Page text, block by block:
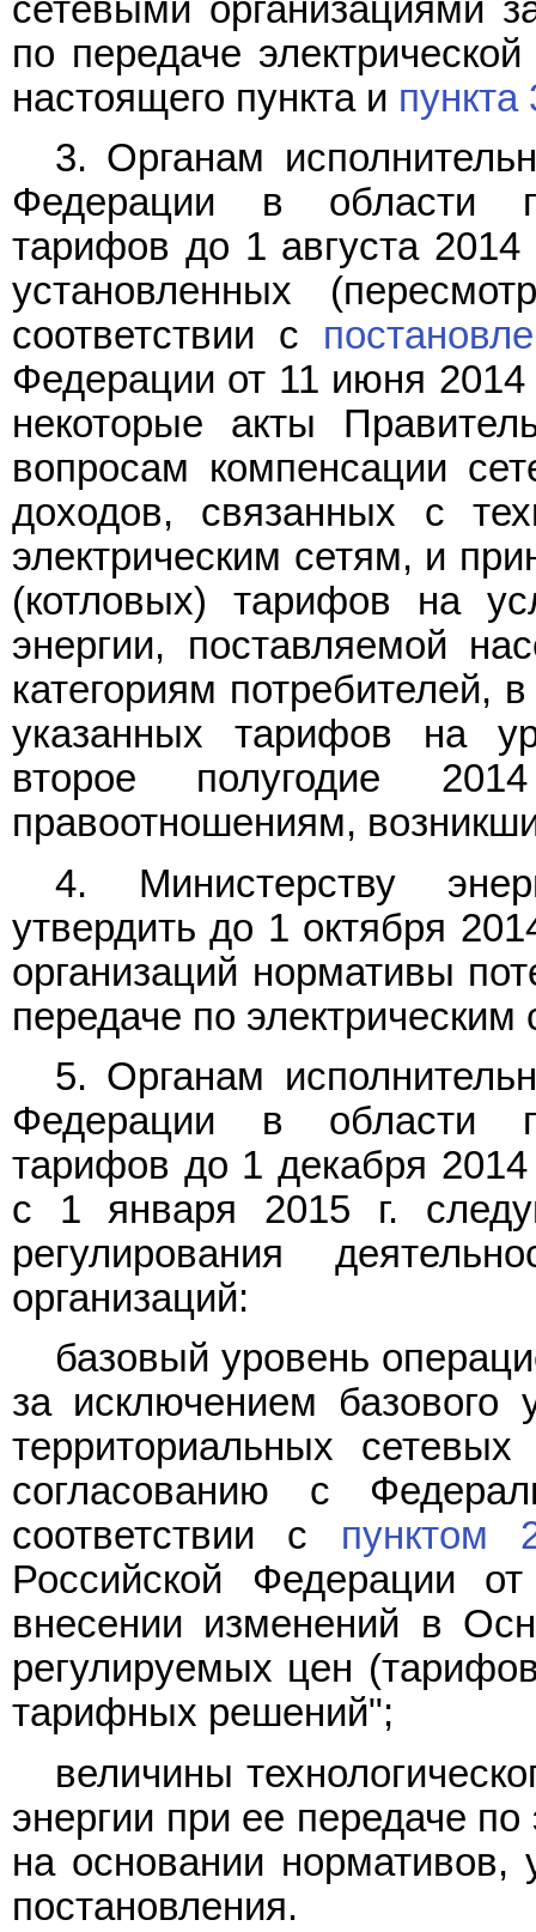
сетевыми организациями
по передаче
настоящего пункта и пункта
3. Органам
Федерации в области
тарифов до 1 августа
установленных
соответствии с
Федерации от 11 июня
некоторые акты
вопросам компенсации
доходов, связанных с
электрическим сетям, и
(котловых) тарифов на
энергии, поставляемой
категориям потребителей,
указанных тарифов на
второе полугодие
правоотношениям,
4. Министерству
утвердить до 1 октября
организаций нормативы
передаче по электрическим
5. Органам
Федерации в области
тарифов до 1 декабря
с 1 января 2015 г.
регулирования
организаций:
базовый уровень
за исключением базового
территориальных сетевых
согласованию с
соответствии с пунктом
Российской Федерации
внесении изменений в
регулируемых цен
тарифных решений";
величины
энергии при ее передаче
на основании
постановления.